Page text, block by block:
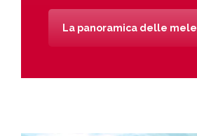
La panoramica delle mele